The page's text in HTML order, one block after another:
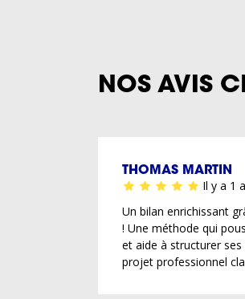
NOS AVIS
THOMAS MARTIN
Il y a 1
Un bilan enrichissant
! Une méthode qui
et aide à structurer ses
projet professionnel